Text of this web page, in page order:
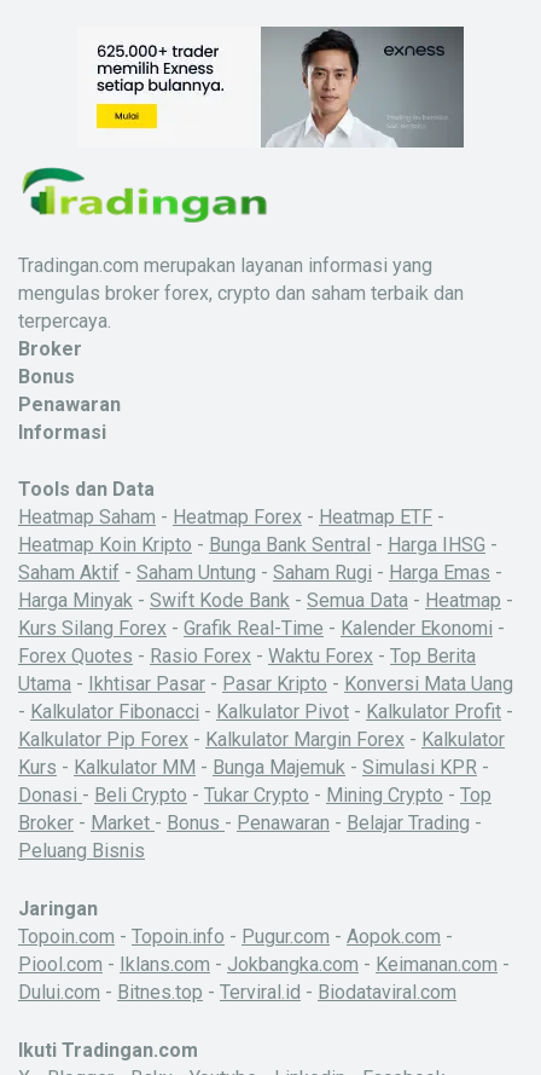
Tradingan.com merupakan layanan informasi yang
mengulas broker forex, crypto dan saham terbaik dan
terpercaya.
Broker
Bonus
Penawaran
Informasi
Tools dan Data
Heatmap Saham - Heatmap Forex - Heatmap ETF -
Heatmap Koin Kripto - Bunga Bank Sentral - Harga IHSG -
Saham Aktif - Saham Untung - Saham Rugi - Harga Emas -
Harga Minyak - Swift Kode Bank - Semua Data - Heatmap -
Kurs Silang Forex - Grafik Real-Time - Kalender Ekonomi -
Forex Quotes - Rasio Forex - Waktu Forex - Top Berita
Utama - Ikhtisar Pasar - Pasar Kripto - Konversi Mata Uang
- Kalkulator Fibonacci - Kalkulator Pivot - Kalkulator Profit -
Kalkulator Pip Forex - Kalkulator Margin Forex - Kalkulator
Kurs - Kalkulator MM - Bunga Majemuk - Simulasi KPR -
Donasi - Beli Crypto - Tukar Crypto - Mining Crypto - Top
Broker - Market - Bonus - Penawaran - Belajar Trading -
Peluang Bisnis
Jaringan
Topoin.com - Topoin.info - Pugur.com - Aopok.com -
Piool.com - Iklans.com - Jokbangka.com - Keimanan.com -
Dului.com - Bitnes.top - Terviral.id - Biodataviral.com
Ikuti Tradingan.com